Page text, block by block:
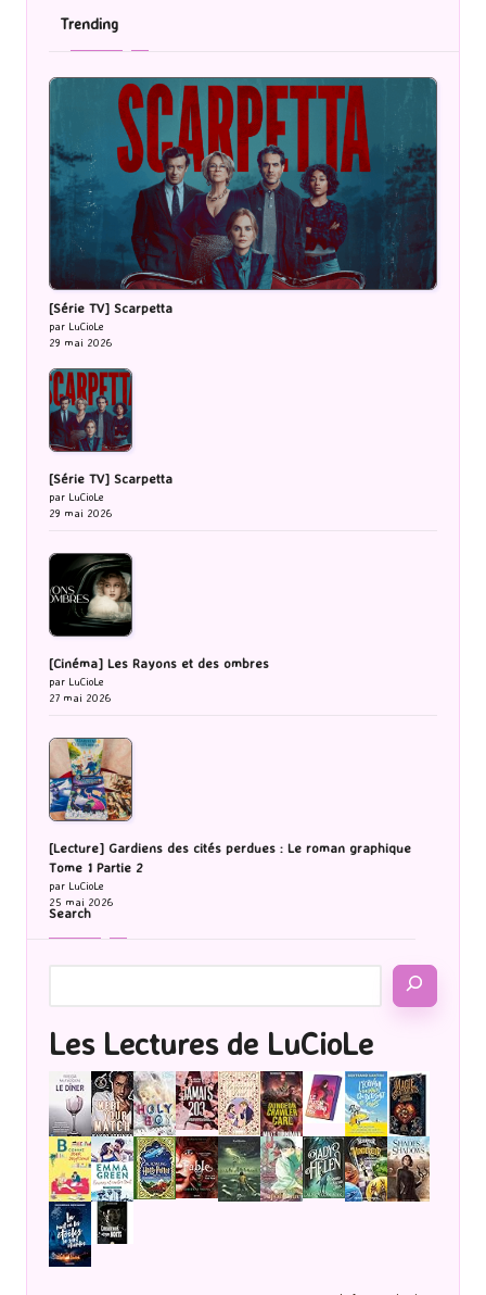
Trending
[Série TV] Scarpetta
par LuCioLe
29 mai 2026
[Série TV] Scarpetta
par LuCioLe
29 mai 2026
[Cinéma] Les Rayons et des ombres
par LuCioLe
27 mai 2026
[Lecture] Gardiens des cités perdues : Le roman graphique
Tome 1 Partie 2
par LuCioLe
25 mai 2026
Search
Les Lectures de LuCioLe